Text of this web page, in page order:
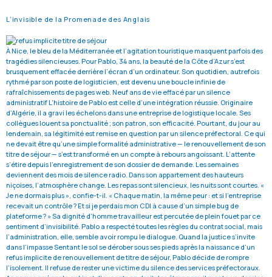
L’invisible de la Promenade des Anglais
À Nice, le bleu de la Méditerranée et l’agitation touristique masquent parfois des
tragédies silencieuses. Pour Pablo, 34 ans, la beauté de la Côte d’Azur s’est
brusquement effacée derrière l’écran d’un ordinateur. Son quotidien, autrefois
rythmé par son poste de logisticien, est devenu une boucle infinie de
rafraîchissements de pages web. Neuf ans de vie effacé par un silence
administratif L’histoire de Pablo est celle d’une intégration réussie. Originaire
d’Algérie, il a gravi les échelons dans une entreprise de logistique locale. Ses
collègues louent sa ponctualité ; son patron, son efficacité. Pourtant, du jour au
lendemain, sa légitimité est remise en question par un silence préfectoral. Ce qui
ne devait être qu’une simple formalité administrative — le renouvellement de son
titre de séjour — s’est transformé en un compte à rebours angoissant. L’attente
s’étire depuis l’enregistrement de son dossier de demande. Les semaines
deviennent des mois de silence radio. Dans son appartement des hauteurs
niçoises, l’atmosphère change. Les repas sont silencieux, les nuits sont courtes. «
Je ne dormais plus », confie-t-il. « Chaque matin, la même peur : et si l’entreprise
recevait un contrôle ? Et si je perdais mon CDI à cause d’un simple bug de
plateforme ? » Sa dignité d’homme travailleur est percutée de plein fouet par ce
sentiment d’invisibilité. Pablo a respecté toutes les règles du contrat social, mais
l’administration, elle, semble avoir rompu le dialogue. Quand la justice s’invite
dans l’impasse Sentant le sol se dérober sous ses pieds après la naissance d’un
refus implicite de renouvellement de titre de séjour, Pablo décide de rompre
l’isolement. Il refuse de rester une victime du silence des services préfectoraux.